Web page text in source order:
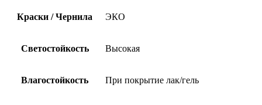
Краски / Чернила ЭКО
Светостойкость Высокая
Влагостойкость При покрытие лак/гель